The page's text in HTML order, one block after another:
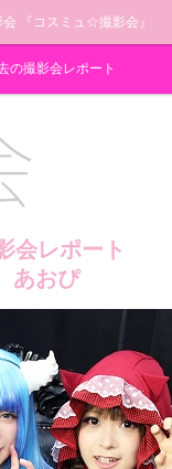
『コスミュ☆撮影会』
の撮影会レポート
会レポート
あおぴ